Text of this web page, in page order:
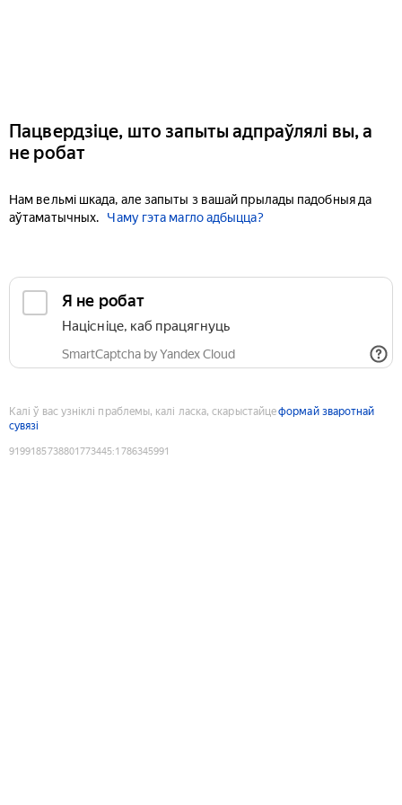
Пацвердзіце, што запыты адпраўлялі вы, а
не робат
Нам вельмі шкада, але запыты з вашай прылады падобныя да
аўтаматычных.
Чаму гэта магло адбыцца?
Я не робат
Націсніце, каб працягнуць
SmartCaptcha by Yandex Cloud
Калі ў вас узніклі праблемы, калі ласка, скарыстайцеформай зваротнай
сувязі
9199185738801773445:1786345991